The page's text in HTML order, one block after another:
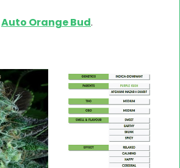
Auto Orange Bud.